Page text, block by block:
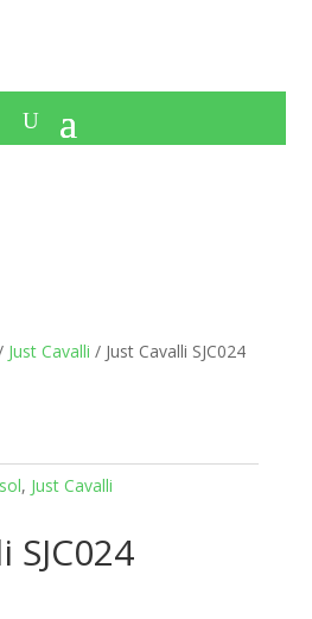
Just Cavalli / Just Cavalli SJC024
, Just Cavalli
SJC024